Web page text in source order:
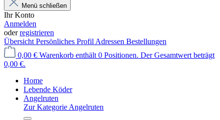
Menü schließen
Ihr Konto
Anmelden
oderregistrieren
Übersicht Persönliches Profil Adressen Bestellungen
0,00 € Warenkorb enthält 0 Positionen. Der Gesamtwert beträgt
0,00 €.
Home
Lebende Köder
Angelruten
Zur Kategorie Angelruten